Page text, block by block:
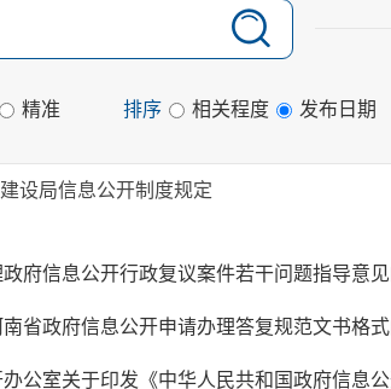
精准 排序 相关程度 发布日期
设局信息公开制度规定
府信息公开行政复议案件若干问题指导意
省政府信息公开申请办理答复规范文书格
公室关于印发《中华人民共和国政府信息